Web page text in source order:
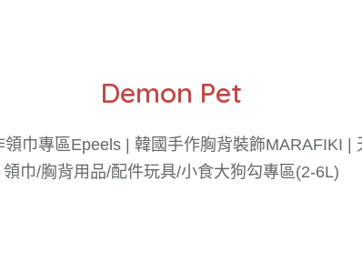
Demon Pet
領巾專區Epeels | 韓國手作胸背裝飾MARAFIKI |
領巾/胸背用品/配件玩具/小食大狗勾專區(2-6L)